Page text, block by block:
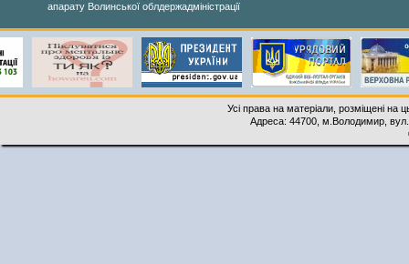
апарату Волинської облдержадміністрації
Усі права на матеріали, розміщені на
Адреса: 44700, м.Володимир,